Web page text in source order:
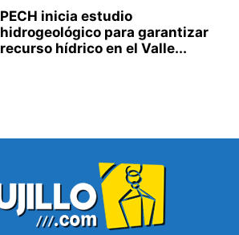
PECH inicia estudio
hidrogeológico para garantizar
recurso hídrico en el Valle...